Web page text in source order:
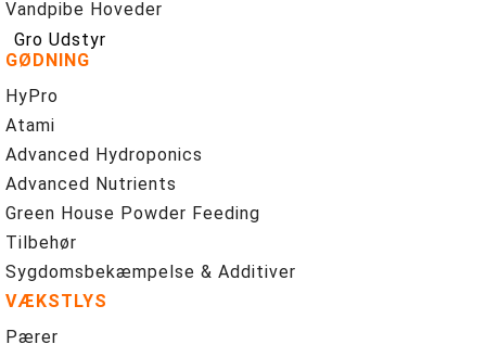
Vandpibe Hoveder
Gro Udstyr
GØDNING
HyPro
Atami
Advanced Hydroponics
Advanced Nutrients
Green House Powder Feeding
Tilbehør
Sygdomsbekæmpelse & Additiver
VÆKSTLYS
Pærer